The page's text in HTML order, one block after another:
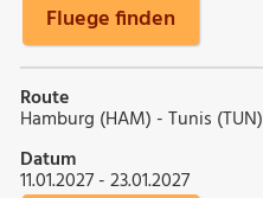
Fluege finden
Route
Hamburg (HAM) - Tunis (TUN)
Datum
11.01.2027 - 23.01.2027